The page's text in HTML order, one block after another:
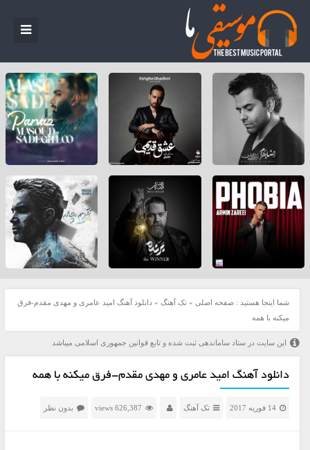
شما اینجا هستید : صفحه اصلی » تک آهنگ » دانلود آهنگ امید عامری و مهدی مقدم-فرق
میکنه با همه
این سایت در ستاد ساماندهی ثبت شده و تابع قوانین جمهوری اسلامی میباشد
دانلود آهنگ امید عامری و مهدی مقدم-فرق میکنه با همه
14 فوریه 2017 تک آهنگ 626,387 views بدون نظر